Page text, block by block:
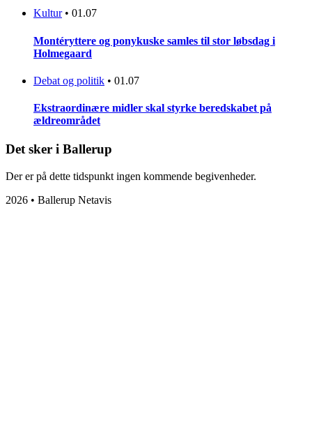
Kultur • 01.07
Montéryttere og ponykuske samles til stor løbsdag i
Holmegaard
Debat og politik • 01.07
Ekstraordinære midler skal styrke beredskabet på
ældreområdet
Det sker i Ballerup
Der er på dette tidspunkt ingen kommende begivenheder.
2026 • Ballerup Netavis